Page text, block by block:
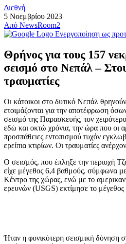
Διεθνή
5 Νοεμβρίου 2023
Από NewsRoom2
Ενεργοποίηση ως
Θρήνος για τους 157
σεισμό στο Νεπάλ –
τραυματίες
Οι κάτοικοι στο δυτικό Νεπάλ
ετοιμάζονται για την αποτέφρωση
σεισμό της Παρασκευής, τον
εδώ και οκτώ χρόνια, την ώρα που οι
προσπάθειες εντοπισμού τυχόν
ερείπια κτιρίων. Οι τραυματίες
Ο σεισμός, που έπληξε την περιοχή
είχε μέγεθος 6,4 βαθμούς, σύμφωνα
Κέντρο της χώρας, ενώ με το
ερευνών (USGS) εκτίμησε το
Ήταν η φονικότερη σεισμική δόνηση